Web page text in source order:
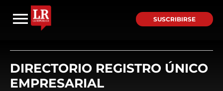
SUSCRIBIRSE
DIRECTORIO REGISTRO ÚNICO
EMPRESARIAL